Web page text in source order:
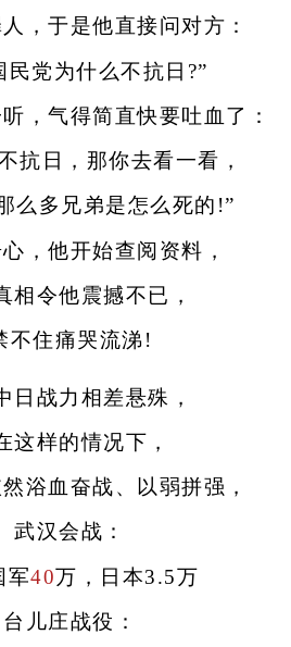
于是他直接问对方：
党为什么不抗日?”
气得简直快要吐血了：
日，那你去看一看，
多兄弟是怎么死的!”
他开始查阅资料，
令他震撼不已，
住痛哭流涕!
战力相差悬殊，
样的情况下，
血奋战、以弱拼强，
汉会战：
40万，日本3.5万
庄战役：